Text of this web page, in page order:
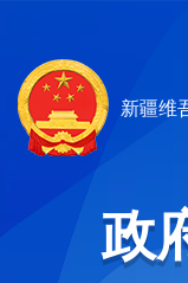
新疆维
政